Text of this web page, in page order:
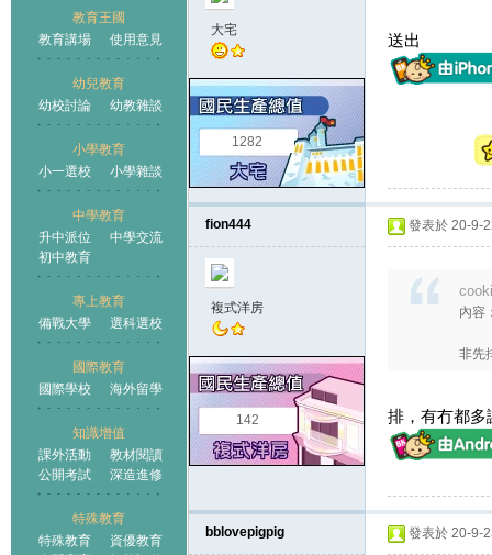
教育王國
教育講場
使用意見
幼兒教育
幼校討論
幼教雜談
小學教育
小一選校
小學雜談
中學教育
升中派位
中學交流
初中教育
專上教育
備戰大學
選科選校
國際教育
國際學校
海外留學
知識增值
課外活動
教材閱讀
公開考試
深造進修
特殊教育
特殊教育
資優教育
王國
大宅
1282
送出
fion444
複式洋房
142
發表於 20-9-
內容
非先
排，有冇都多
bblovepigpig 發表於 20-9-